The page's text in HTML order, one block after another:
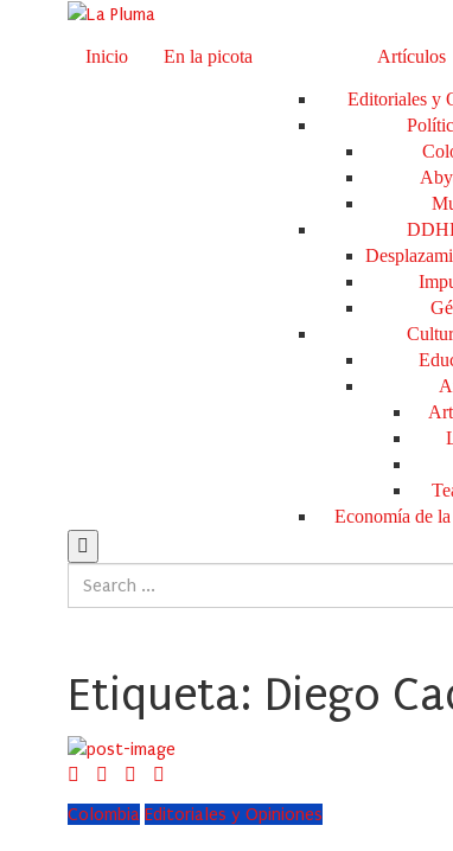
Inicio En la picota Artículos
Editoriales y
Economía de
Etiqueta: Diego
Colombia Editoriales y Opiniones